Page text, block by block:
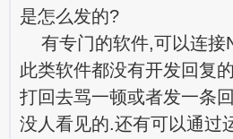
是怎么发的?
有专门的软件,可以连接
此类软件都没有开发回复
打回去骂一顿或者发一条
没人看见的.还有可以通过